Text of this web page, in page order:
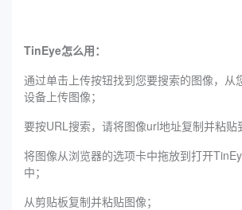
TinEye怎么用：
通过单击上传按钮找到您要搜索的图像，从
设备上传图像；
要按URL搜索，请将图像url地址复制并粘贴
将图像从浏览器的选项卡中拖放到打开
中；
从剪贴板复制并粘贴图像；